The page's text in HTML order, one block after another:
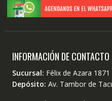
INFORMACIÓN DE CONTACTO
Sucursal: Félix de Azara 1871
Depósito: Av. Tambor de